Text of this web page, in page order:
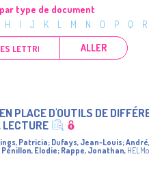
type de document
H I J K L M N O P Q R
ALLER
PLACE D'OUTILS DE
LECTURE
Patricia; Dufays, Jean-Louis;
Pénillon, Elodie; Rappe, Jonathan,